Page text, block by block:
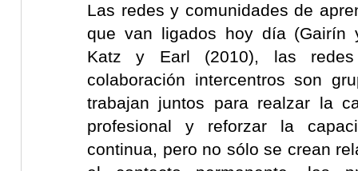
Las redes y comunidades de
que van ligados hoy día (Gairín
Katz y Earl (2010), las
colaboración intercentros son
trabajan juntos para realzar la
profesional y reforzar la
continua, pero no sólo se crean